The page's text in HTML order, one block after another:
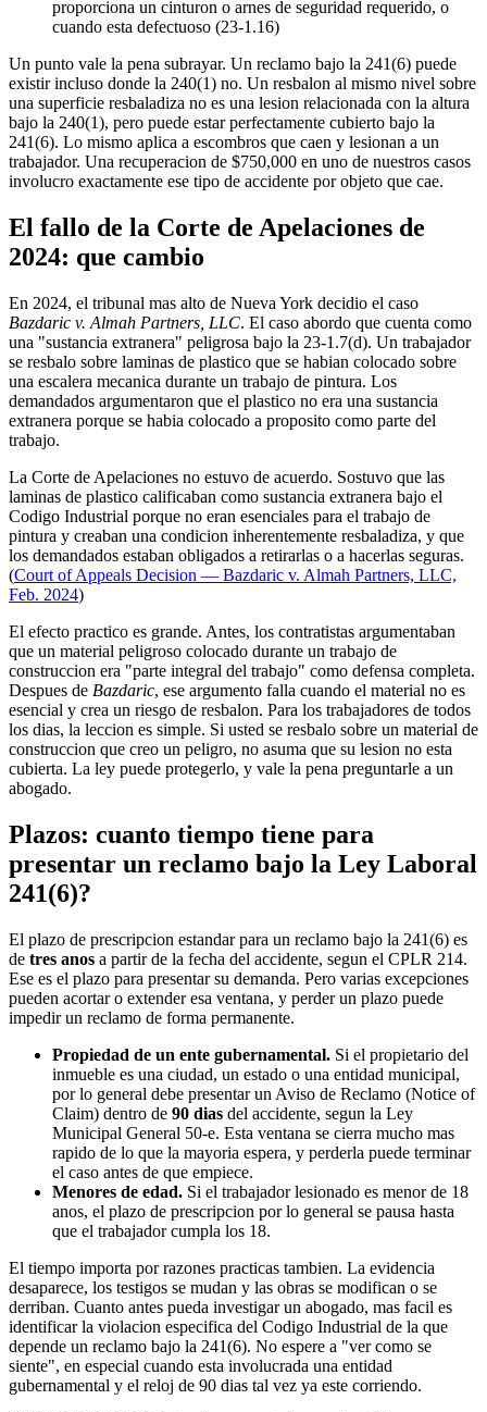
proporciona un cinturon o arnes de seguridad requerido, o
cuando esta defectuoso (23-1.16)
Un punto vale la pena subrayar. Un reclamo bajo la 241(6) puede
existir incluso donde la 240(1) no. Un resbalon al mismo nivel sobre
una superficie resbaladiza no es una lesion relacionada con la altura
bajo la 240(1), pero puede estar perfectamente cubierto bajo la
241(6). Lo mismo aplica a escombros que caen y lesionan a un
trabajador. Una recuperacion de $750,000 en uno de nuestros casos
involucro exactamente ese tipo de accidente por objeto que cae.
El fallo de la Corte de Apelaciones de
2024: que cambio
En 2024, el tribunal mas alto de Nueva York decidio el caso
Bazdaric v. Almah Partners, LLC. El caso abordo que cuenta como
una "sustancia extranera" peligrosa bajo la 23-1.7(d). Un trabajador
se resbalo sobre laminas de plastico que se habian colocado sobre
una escalera mecanica durante un trabajo de pintura. Los
demandados argumentaron que el plastico no era una sustancia
extranera porque se habia colocado a proposito como parte del
trabajo.
La Corte de Apelaciones no estuvo de acuerdo. Sostuvo que las
laminas de plastico calificaban como sustancia extranera bajo el
Codigo Industrial porque no eran esenciales para el trabajo de
pintura y creaban una condicion inherentemente resbaladiza, y que
los demandados estaban obligados a retirarlas o a hacerlas seguras.
(Court of Appeals Decision — Bazdaric v. Almah Partners, LLC,
Feb. 2024)
El efecto practico es grande. Antes, los contratistas argumentaban
que un material peligroso colocado durante un trabajo de
construccion era "parte integral del trabajo" como defensa completa.
Despues de Bazdaric, ese argumento falla cuando el material no es
esencial y crea un riesgo de resbalon. Para los trabajadores de todos
los dias, la leccion es simple. Si usted se resbalo sobre un material de
construccion que creo un peligro, no asuma que su lesion no esta
cubierta. La ley puede protegerlo, y vale la pena preguntarle a un
abogado.
Plazos: cuanto tiempo tiene para
presentar un reclamo bajo la Ley Laboral
241(6)?
El plazo de prescripcion estandar para un reclamo bajo la 241(6) es
de tres anos a partir de la fecha del accidente, segun el CPLR 214.
Ese es el plazo para presentar su demanda. Pero varias excepciones
pueden acortar o extender esa ventana, y perder un plazo puede
impedir un reclamo de forma permanente.
Propiedad de un ente gubernamental. Si el propietario del
inmueble es una ciudad, un estado o una entidad municipal,
por lo general debe presentar un Aviso de Reclamo (Notice of
Claim) dentro de 90 dias del accidente, segun la Ley
Municipal General 50-e. Esta ventana se cierra mucho mas
rapido de lo que la mayoria espera, y perderla puede terminar
el caso antes de que empiece.
Menores de edad. Si el trabajador lesionado es menor de 18
anos, el plazo de prescripcion por lo general se pausa hasta
que el trabajador cumpla los 18.
El tiempo importa por razones practicas tambien. La evidencia
desaparece, los testigos se mudan y las obras se modifican o se
derriban. Cuanto antes pueda investigar un abogado, mas facil es
identificar la violacion especifica del Codigo Industrial de la que
depende un reclamo bajo la 241(6). No espere a "ver como se
siente", en especial cuando esta involucrada una entidad
gubernamental y el reloj de 90 dias tal vez ya este corriendo.